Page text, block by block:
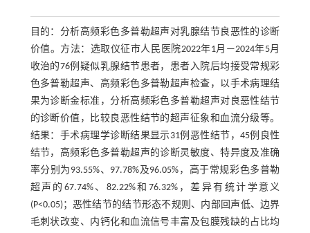
目的：分析高频彩色多普勒超声对乳腺结节良恶性的诊断
价值。方法：选取仪征市人民医院2022年1月—2024年5月
收治的76例疑似乳腺结节患者，患者入院后均接受常规彩
色多普勒超声、高频彩色多普勒超声检查，以手术病理结
果为诊断金标准，分析高频彩色多普勒超声对良恶性结节
的诊断价值，比较良恶性结节的超声征象和血流分级等。
结果：手术病理学诊断结果显示31例恶性结节，45例良性
结节，高频彩色多普勒超声的诊断灵敏度、特异度及准确
率分别为93.55%、97.78%及96.05%，高于常规彩色多普勒
超声的67.74%、82.22%和76.32%，差异有统计学意义
(P<0.05)；恶性结节的结节形态不规则、内部回声低、边界
毛刺状改变、内钙化和血流信号丰富及包膜残缺的占比均